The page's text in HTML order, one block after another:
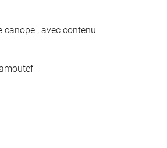
canope ; avec contenu